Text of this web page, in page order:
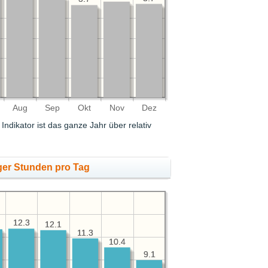
Aug Sep Okt Nov Dez
Indikator ist das ganze Jahr über relativ
Stunden pro Tag
9.1
10.4
11.3
12.1
12.3
9.1
10.4
11.3
12.1
12.3